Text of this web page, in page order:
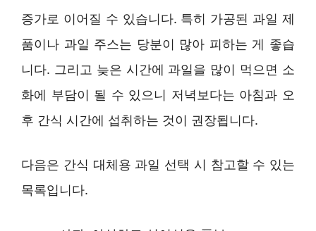
증가로 이어질 수 있습니다. 특히 가공된 과일 제
품이나 과일 주스는 당분이 많아 피하는 게 좋습
니다. 그리고 늦은 시간에 과일을 많이 먹으면 소
화에 부담이 될 수 있으니 저녁보다는 아침과 오
후 간식 시간에 섭취하는 것이 권장됩니다.
다음은 간식 대체용 과일 선택 시 참고할 수 있는
목록입니다.